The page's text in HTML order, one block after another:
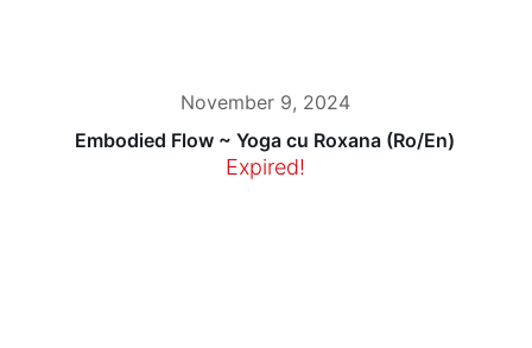
November 9, 2024
Embodied Flow ~ Yoga cu Roxana (Ro/En)
Expired!